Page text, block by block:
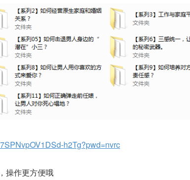
h2Tg?pwd=nvrc
操作更方便哦